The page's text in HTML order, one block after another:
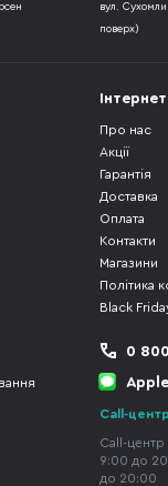
вул.
поверх)
Про нас
Акції
Гарантія
Доставка
Оплата
Контакти
Магазини
Політика
Black
0
Call-центр
Call-
9:00 до
до 20:00